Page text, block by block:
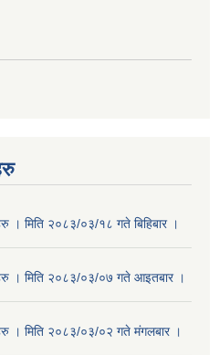
। मिति २०८३/०३/१८ गते बिहिबार ।
। मिति २०८३/०३/०७ गते आइतबार ।
। मिति २०८३/०३/०२ गते मंगलबार ।